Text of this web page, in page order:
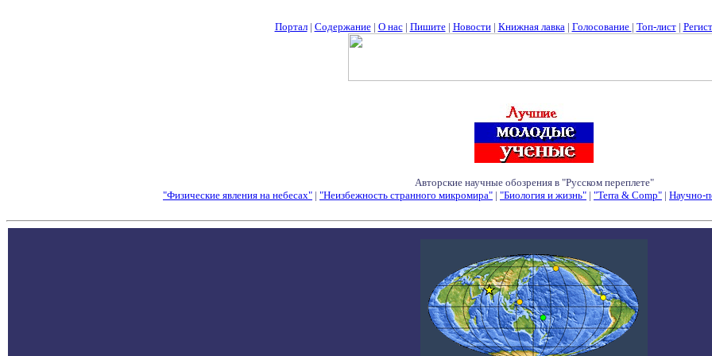
Портал| Содержание| О нас| Пишите| Новости| Книжная лавка| Голосование | Топ-лист|
Авторские научные обозрения в "Русском переплете"
"Физические явления на небесах" | "Неизбежность странного микромира" | "Биология и жизнь" | "Terra & Comp" | Научно-